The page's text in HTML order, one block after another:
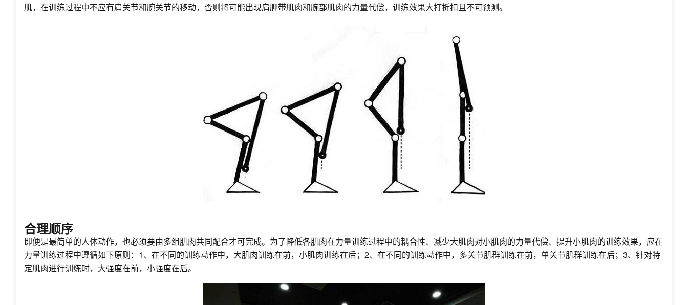
肌，在训练过程中不应有肩关节和腕关节的移动，否则将可能出现肩胛带肌肉和腕部肌肉的力量代偿，训练效果大打折扣且不可预测。
合理顺序
即便是最简单的人体动作，也必须要由多组肌肉共同配合才可完成。为了降低各肌肉在力量训练过程中的耦合性、减少大肌肉对小肌肉的力量代偿、提升小肌肉的训练效果，应在
力量训练过程中遵循如下原则：1、在不同的训练动作中，大肌肉训练在前，小肌肉训练在后；2、在不同的训练动作中，多关节肌群训练在前，单关节肌群训练在后；3、针对特
定肌肉进行训练时，大强度在前，小强度在后。